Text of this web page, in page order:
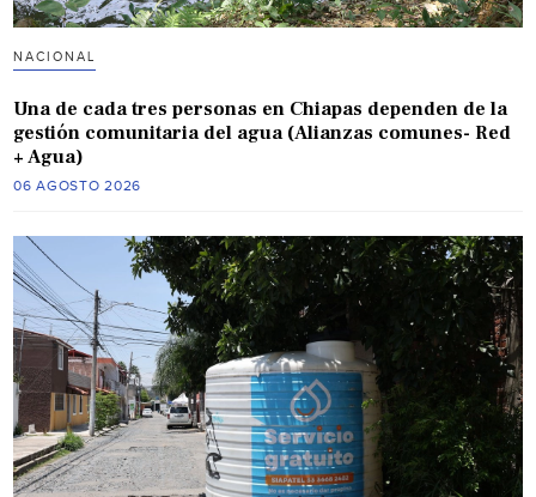
NACIONAL
Una de cada tres personas en Chiapas dependen de la
gestión comunitaria del agua (Alianzas comunes- Red
+ Agua)
06 AGOSTO 2026